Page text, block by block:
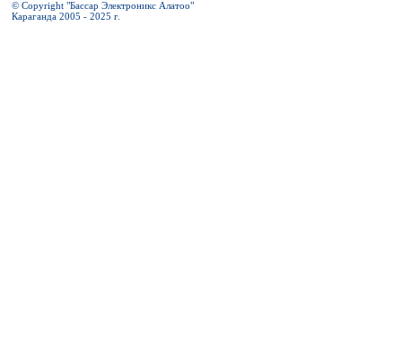
© Copyright "Бассар Электроникс Алатоо"
Караганда 2005 - 2025 г.